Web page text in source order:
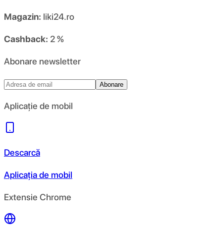
Magazin: liki24.ro
Cashback: 2 %
Abonare newsletter
Abonare
Aplicație de mobil
Descarcă
Aplicația de mobil
Extensie Chrome